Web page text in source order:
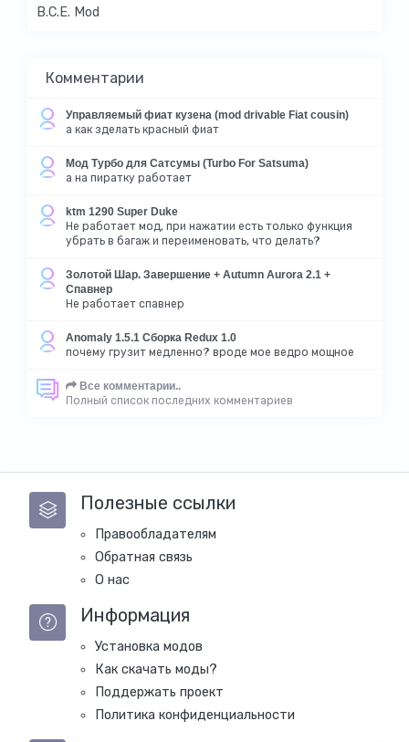
B.C.E. Mod
Комментарии
Управляемый фиат кузена (mod drivable Fiat cousin)
а как зделать красный фиат
Мод Турбо для Сатсумы (Turbo For Satsuma)
а на пиратку работает
ktm 1290 Super Duke
Не работает мод, при нажатии есть только функция
убрать в багаж и переименовать, что делать?
Золотой Шар. Завершение + Autumn Aurora 2.1 +
Спавнер
Не работает спавнер
Anomaly 1.5.1 Сборка Redux 1.0
почему грузит медленно? вроде мое ведро мощное
Все комментарии..
Полный список последних комментариев
Полезные ссылки
Правообладателям
Обратная связь
О нас
Информация
Установка модов
Как скачать моды?
Поддержать проект
Политика конфиденциальности